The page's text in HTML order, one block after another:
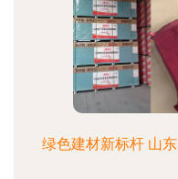
绿色建材新标杆 山